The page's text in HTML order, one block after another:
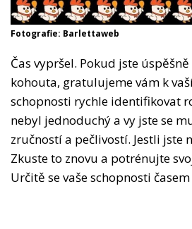
Fotografie: Barlettaweb
Čas vypršel. Pokud jste
kohouta, gratulujeme vám k
schopnosti rychle identifikovat
nebyl jednoduchý a vy jste se
zručností a pečlivostí. Jestli jste
Zkuste to znovu a potrénujte
Určitě se vaše schopnosti